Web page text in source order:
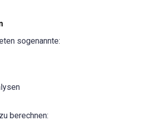
sogenannte:
berechnen: